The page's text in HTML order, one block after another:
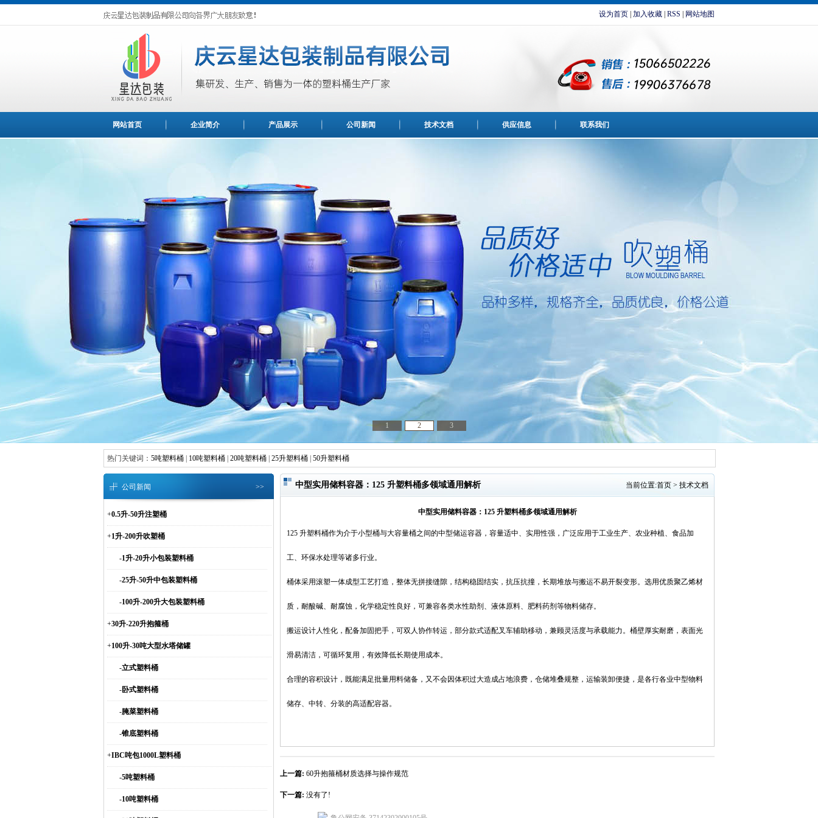
设为首页 加入收藏 RSS 网站地图
网站首页 企业简介 产品展示 公司新闻 技术文档 供应信息 联系我们
1 2 3
热门关键词： 5吨塑料桶 10吨塑料桶 20吨塑料桶 25升塑料桶 50升塑料桶
公司新闻 >>
+0.5升-50升注塑桶
+1升-200升吹塑桶
-1升-20升小包装塑料桶
-25升-50升中包装塑料桶
-100升-200升大包装塑料桶
+30升-220升抱箍桶
+100升-30吨大型水塔储罐
-立式塑料桶
-卧式塑料桶
-腌菜塑料桶
-锥底塑料桶
+IBC吨包1000L塑料桶
-5吨塑料桶
-10吨塑料桶
当前位置:首页 > 技术文档
中型实用储料容器：125 升塑料桶多领域通用解析
中型实用储料容器：125 升塑料桶多领域通用解析
125 升塑料桶作为介于小型桶与大容量桶之间的中型储运容器，容量适中、实用性强，广泛应用于工业生产、农业种植、食品加
工、环保水处理等诸多行业。
桶体采用滚塑一体成型工艺打造，整体无拼接缝隙，结构稳固结实，抗压抗撞，长期堆放与搬运不易开裂变形。选用优质聚乙烯材
质，耐酸碱、耐腐蚀，化学稳定性良好，可兼容各类水性助剂、液体原料、肥料药剂等物料储存。
搬运设计人性化，配备加固把手，可双人协作转运，部分款式适配叉车辅助移动，兼顾灵活度与承载能力。桶壁厚实耐磨，表面光
滑易清洁，可循环复用，有效降低长期使用成本。
合理的容积设计，既能满足批量用料储备，又不会因体积过大造成占地浪费，仓储堆叠规整，运输装卸便捷，是各行各业中型物料
储存、中转、分装的高适配容器。
上一篇: 60升抱箍桶材质选择与操作规范
下一篇: 没有了!